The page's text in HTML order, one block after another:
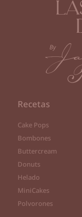
Recetas
Cake Pops
Bombones
Buttercream
Donuts
Helado
MiniCakes
Polvorones